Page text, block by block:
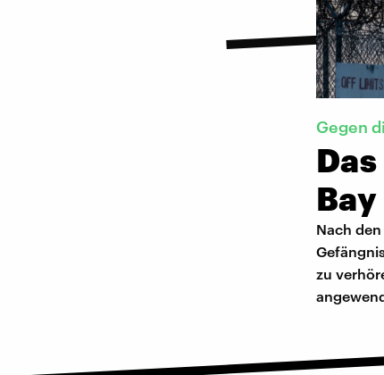
Gegen
Bay
Nach
zu